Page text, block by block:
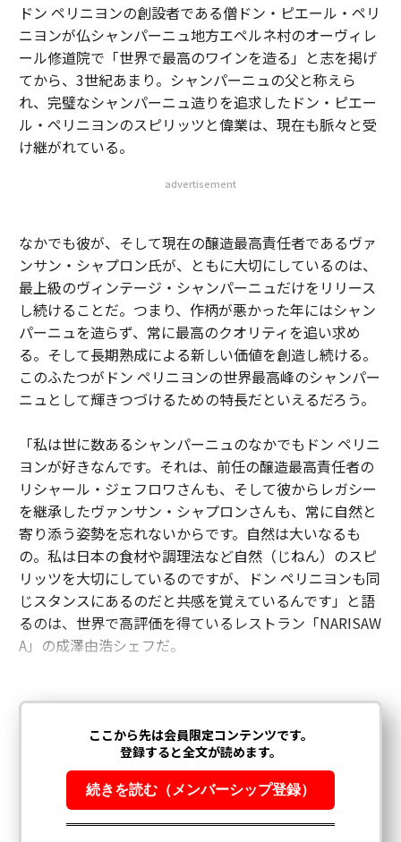
ドン ペリニヨンの創設者である僧ドン・ピエール・ペリ
ニヨンが仏シャンパーニュ地方エペルネ村のオーヴィレ
ール修道院で「世界で最高のワインを造る」と志を掲げ
てから、3世紀あまり。シャンパーニュの父と称えら
れ、完璧なシャンパーニュ造りを追求したドン・ピエー
ル・ペリニヨンのスピリッツと偉業は、現在も脈々と受
け継がれている。
advertisement
なかでも彼が、そして現在の醸造最高責任者であるヴァ
ンサン・シャプロン氏が、ともに大切にしているのは、
最上級のヴィンテージ・シャンパーニュだけをリリース
し続けることだ。つまり、作柄が悪かった年にはシャン
パーニュを造らず、常に最高のクオリティを追い求め
る。そして長期熟成による新しい価値を創造し続ける。
このふたつがドン ペリニヨンの世界最高峰のシャンパー
ニュとして輝きつづけるための特長だといえるだろう。
「私は世に数あるシャンパーニュのなかでもドン ペリニ
ヨンが好きなんです。それは、前任の醸造最高責任者の
リシャール・ジェフロワさんも、そして彼からレガシー
を継承したヴァンサン・シャプロンさんも、常に自然と
寄り添う姿勢を忘れないからです。自然は大いなるも
の。私は日本の食材や調理法など自然（じねん）のスピ
リッツを大切にしているのですが、ドン ペリニヨンも同
じスタンスにあるのだと共感を覚えているんです」と語
るのは、世界で高評価を得ているレストラン「NARISAW
A」の成澤由浩シェフだ。